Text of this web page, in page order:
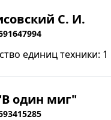
С. И.
единиц техники: 1
один миг"